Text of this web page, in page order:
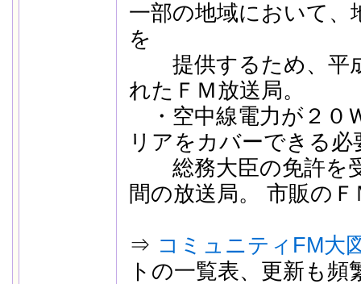
一部の地域において、
を
提供するため、平
れたＦＭ放送局。
・空中線電力が２０
リアをカバーできる
総務大臣の免許を
間の放送局。 市販の
⇒ コミュニティFM大
トの一覧表、更新も頻